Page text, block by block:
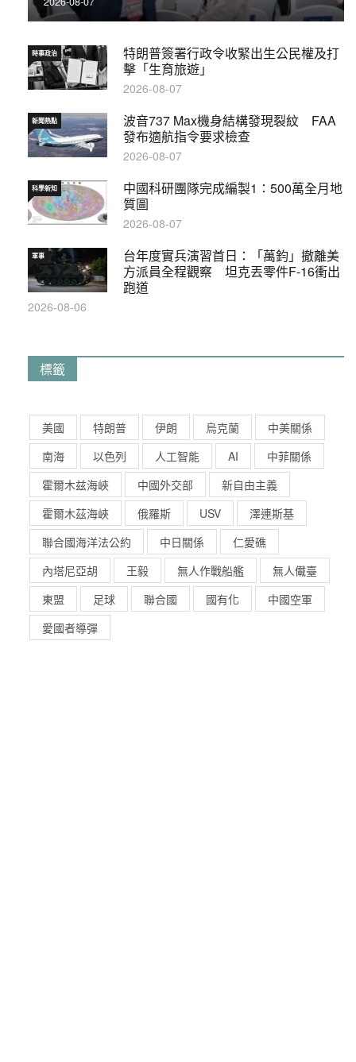
特朗普簽署行政令收緊出生公民權及打
擊「生育旅遊」
時事政治
2026-08-07
波音737 Max機身結構發現裂紋 FAA
發布適航指令要求檢查
新聞熱點
2026-08-07
中國科研團隊完成編製1∶500萬全月地
質圖
科學新知
2026-08-07
台年度實兵演習首日：「萬鈞」撤離美
方派員全程觀察 坦克丟零件F-16衝出
跑道
軍事
2026-08-06
標籤
美國 特朗普 伊朗 烏克蘭
中美關係
南海
以色列 人工智能 AI
中菲關係
霍爾木兹海峽
中國外交部
新自由主義
霍爾木茲海峽
俄羅斯 USV
澤連斯基
聯合國海洋法公約
中日關係
仁愛礁
內塔尼亞胡
王毅 無人作戰船艦
無人儎臺
東盟
足球 聯合國 國有化
中國空軍
愛國者導彈